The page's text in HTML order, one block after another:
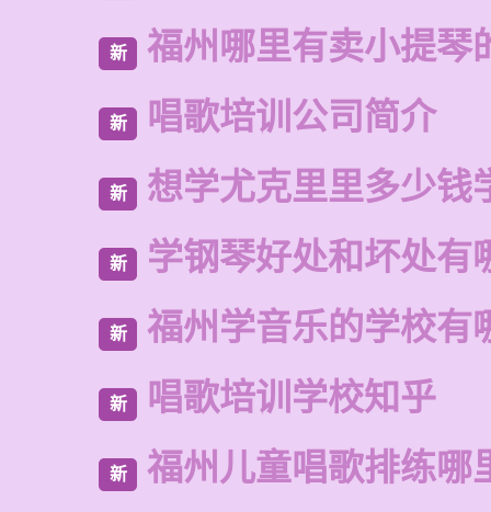
新 福州哪里有卖小提琴
新 唱歌培训公司简介
新 想学尤克里里多少钱
新 学钢琴好处和坏处有
新 福州学音乐的学校有
新 唱歌培训学校知乎
新 福州儿童唱歌排练哪